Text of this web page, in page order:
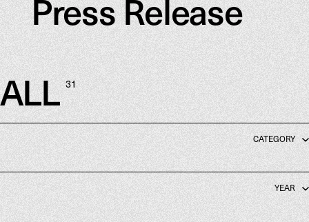
Press Release
ALL
ALL
31
CATEGORY
Corporate
Gallery
Magazine
YEAR
2026